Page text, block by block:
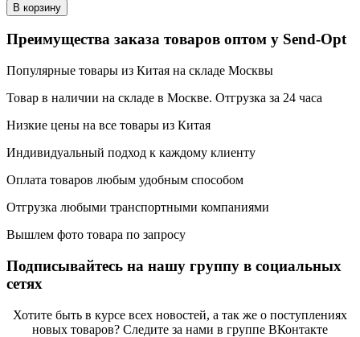
В корзину
Преимущества заказа товаров оптом у Send-Opt
Популярные товары из Китая на складе Москвы
Товар в наличии на складе в Москве. Отгрузка за 24 часа
Низкие цены на все товары из Китая
Индивидуальный подход к каждому клиенту
Оплата товаров любым удобным способом
Отгрузка любыми транспортными компаниями
Вышлем фото товара по запросу
Подписывайтесь на нашу группу в социальных
сетях
Хотите быть в курсе всех новостей, а так же о поступлениях
новых товаров? Следите за нами в группе ВКонтакте